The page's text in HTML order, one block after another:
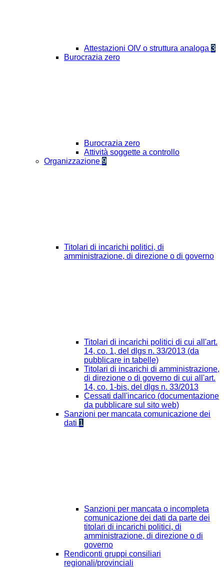
Attestazioni OIV o struttura analoga 3
Burocrazia zero
Burocrazia zero
Attività soggette a controllo
Organizzazione 9
Titolari di incarichi politici, di
amministrazione, di direzione o di governo
Titolari di incarichi politici di cui all'art.
14, co. 1, del dlgs n. 33/2013 (da
pubblicare in tabelle)
Titolari di incarichi di amministrazione,
di direzione o di governo di cui all'art.
14, co. 1-bis, del dlgs n. 33/2013
Cessati dall'incarico (documentazione
da pubblicare sul sito web)
Sanzioni per mancata comunicazione dei
dati 1
Sanzioni per mancata o incompleta
comunicazione dei dati da parte dei
titolari di incarichi politici, di
amministrazione, di direzione o di
governo
Rendiconti gruppi consiliari
regionali/provinciali